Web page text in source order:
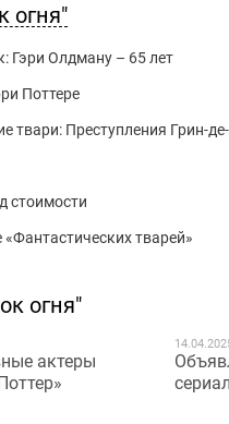
огня"
Гэри Олдману – 65 лет
Поттере
твари: Преступления Грин-
стоимости
тварей»
огня"
актеры